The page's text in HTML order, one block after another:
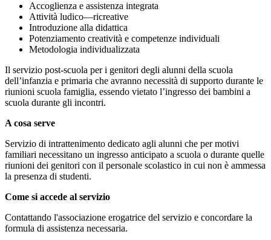
Accoglienza e assistenza integrata
Attività ludico—ricreative
Introduzione alla didattica
Potenziamento creatività e competenze individuali
Metodologia individualizzata
Il servizio post-scuola per i genitori degli alunni della scuola
dell’infanzia e primaria che avranno necessità di supporto durante le
riunioni scuola famiglia, essendo vietato l’ingresso dei bambini a
scuola durante gli incontri.
A cosa serve
Servizio di intrattenimento dedicato agli alunni che per motivi
familiari necessitano un ingresso anticipato a scuola o durante quelle
riunioni dei genitori con il personale scolastico in cui non è ammessa
la presenza di studenti.
Come si accede al servizio
Contattando l'associazione erogatrice del servizio e concordare la
formula di assistenza necessaria.